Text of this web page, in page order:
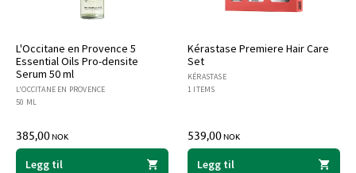
L'Occitane en Provence 5
Essential Oils Pro-densite
Serum 50 ml
L'OCCITANE EN PROVENCE
50 ML
385,00NOK
Legg til
Kérastase Premiere Hair Care
Set
KÉRASTASE
1 ITEMS
539,00NOK
Legg til